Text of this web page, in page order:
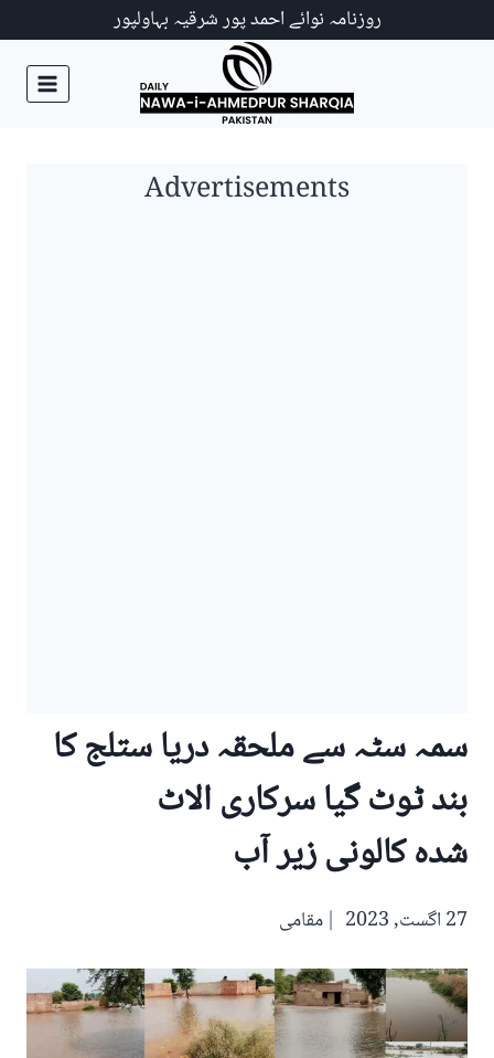
روزنامہ نوائے احمد پور شرقیہ بہاولپور
Advertisements
سمہ سٹہ سے ملحقہ دریا ستلج کا
بند ٹوٹ گیا سرکاری الاٹ
شدہ کالونی زیر آب
27 اگست, 2023 مقامی